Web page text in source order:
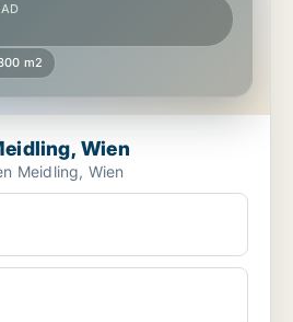
m2
Wien
Meidling, Wien